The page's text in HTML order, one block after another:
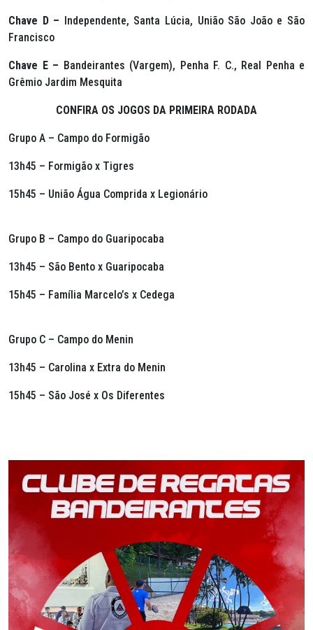
Chave D – Independente, Santa Lúcia, União São João e São
Francisco
Chave E – Bandeirantes (Vargem), Penha F. C., Real Penha e
Grêmio Jardim Mesquita
CONFIRA OS JOGOS DA PRIMEIRA RODADA
Grupo A – Campo do Formigão
13h45 – Formigão x Tigres
15h45 – União Água Comprida x Legionário
Grupo B – Campo do Guaripocaba
13h45 – São Bento x Guaripocaba
15h45 – Família Marcelo’s x Cedega
Grupo C – Campo do Menin
13h45 – Carolina x Extra do Menin
15h45 – São José x Os Diferentes